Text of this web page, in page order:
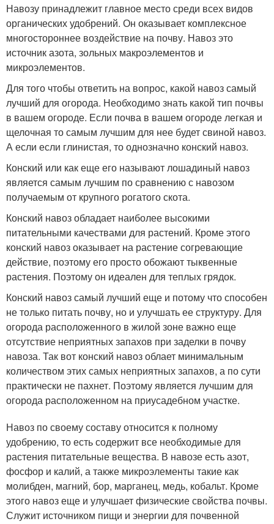
Навозу принадлежит главное место среди всех видов
органических удобрений. Он оказывает комплексное
многостороннее воздействие на почву. Навоз это
источник азота, зольных макроэлементов и
микроэлементов.
Для того чтобы ответить на вопрос, какой навоз самый
лучший для огорода. Необходимо знать какой тип почвы
в вашем огороде. Если почва в вашем огороде легкая и
щелочная то самым лучшим для нее будет свиной навоз.
А если если глинистая, то однозначно конский навоз.
Конский или как еще его называют лошадиный навоз
является самым лучшим по сравнению с навозом
получаемым от крупного рогатого скота.
Конский навоз обладает наиболее высокими
питательными качествами для растений. Кроме этого
конский навоз оказывает на растение согревающие
действие, поэтому его просто обожают тыквенные
растения. Поэтому он идеален для теплых грядок.
Конский навоз самый лучший еще и потому что способен
не только питать почву, но и улучшать ее структуру. Для
огорода расположенного в жилой зоне важно еще
отсутствие неприятных запахов при заделки в почву
навоза. Так вот конский навоз облает минимальным
количеством этих самых неприятных запахов, а по сути
практически не пахнет. Поэтому является лучшим для
огорода расположенном на приусадебном участке.
Навоз по своему составу относится к полному
удобрению, то есть содержит все необходимые для
растения питательные вещества. В навозе есть азот,
фосфор и калий, а также мик­роэлементы такие как
молибден, магний, бор, марганец, медь, кобальт. Кроме
этого навоз еще и улучшает физические свойства почвы.
Служит источником пищи и энергии для почвенной